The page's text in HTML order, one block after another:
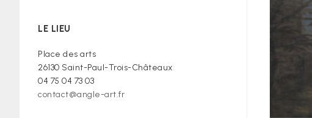
LE LIEU
Place des arts
26130 Saint-Paul-Trois-Châteaux
04 75 04 73 03
contact@angle-art.fr